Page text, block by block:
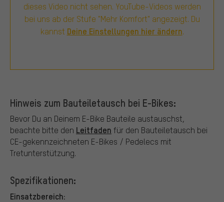
dieses Video nicht sehen. YouTube-Videos werden
bei uns ab der Stufe "Mehr Komfort" angezeigt. Du
kannst Deine Einstellungen hier ändern.
Hinweis zum Bauteiletausch bei E-Bikes:
Bevor Du an Deinem E-Bike Bauteile austauschst,
beachte bitte den Leitfaden für den Bauteiletausch bei
CE-gekennzeichneten E-Bikes / Pedelecs mit
Tretunterstützung.
Spezifikationen:
Einsatzbereich: